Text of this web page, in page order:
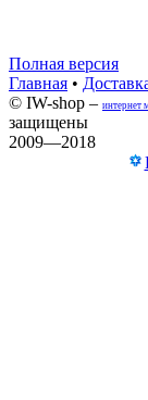
Полная версия
Главная •
© IW-shop – интернет
защищены
2009—2018